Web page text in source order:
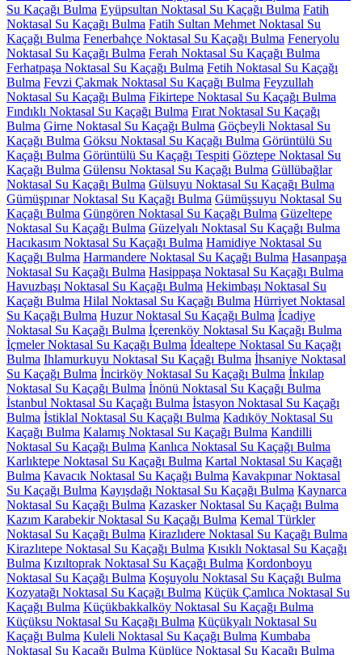
Su Kaçağı Bulma Eyüpsultan Noktasal Su Kaçağı Bulma Fatih
Noktasal Su Kaçağı Bulma Fatih Sultan Mehmet Noktasal Su
Kaçağı Bulma Fenerbahçe Noktasal Su Kaçağı Bulma Feneryolu
Noktasal Su Kaçağı Bulma Ferah Noktasal Su Kaçağı Bulma
Ferhatpaşa Noktasal Su Kaçağı Bulma Fetih Noktasal Su Kaçağı
Bulma Fevzi Çakmak Noktasal Su Kaçağı Bulma Feyzullah
Noktasal Su Kaçağı Bulma Fikirtepe Noktasal Su Kaçağı Bulma
Fındıklı Noktasal Su Kaçağı Bulma Fırat Noktasal Su Kaçağı
Bulma Girne Noktasal Su Kaçağı Bulma Göçbeyli Noktasal Su
Kaçağı Bulma Göksu Noktasal Su Kaçağı Bulma Görüntülü Su
Kaçağı Bulma Görüntülü Su Kaçağı Tespiti Göztepe Noktasal Su
Kaçağı Bulma Gülensu Noktasal Su Kaçağı Bulma Güllübağlar
Noktasal Su Kaçağı Bulma Gülsuyu Noktasal Su Kaçağı Bulma
Gümüşpınar Noktasal Su Kaçağı Bulma Gümüşsuyu Noktasal Su
Kaçağı Bulma Güngören Noktasal Su Kaçağı Bulma Güzeltepe
Noktasal Su Kaçağı Bulma Güzelyalı Noktasal Su Kaçağı Bulma
Hacıkasım Noktasal Su Kaçağı Bulma Hamidiye Noktasal Su
Kaçağı Bulma Harmandere Noktasal Su Kaçağı Bulma Hasanpaşa
Noktasal Su Kaçağı Bulma Hasippaşa Noktasal Su Kaçağı Bulma
Havuzbaşı Noktasal Su Kaçağı Bulma Hekimbaşı Noktasal Su
Kaçağı Bulma Hilal Noktasal Su Kaçağı Bulma Hürriyet Noktasal
Su Kaçağı Bulma Huzur Noktasal Su Kaçağı Bulma İcadiye
Noktasal Su Kaçağı Bulma İçerenköy Noktasal Su Kaçağı Bulma
İçmeler Noktasal Su Kaçağı Bulma İdealtepe Noktasal Su Kaçağı
Bulma Ihlamurkuyu Noktasal Su Kaçağı Bulma İhsaniye Noktasal
Su Kaçağı Bulma İncirköy Noktasal Su Kaçağı Bulma İnkılap
Noktasal Su Kaçağı Bulma İnönü Noktasal Su Kaçağı Bulma
İstanbul Noktasal Su Kaçağı Bulma İstasyon Noktasal Su Kaçağı
Bulma İstiklal Noktasal Su Kaçağı Bulma Kadıköy Noktasal Su
Kaçağı Bulma Kalamış Noktasal Su Kaçağı Bulma Kandilli
Noktasal Su Kaçağı Bulma Kanlıca Noktasal Su Kaçağı Bulma
Karlıktepe Noktasal Su Kaçağı Bulma Kartal Noktasal Su Kaçağı
Bulma Kavacık Noktasal Su Kaçağı Bulma Kavakpınar Noktasal
Su Kaçağı Bulma Kayışdağı Noktasal Su Kaçağı Bulma Kaynarca
Noktasal Su Kaçağı Bulma Kazasker Noktasal Su Kaçağı Bulma
Kazım Karabekir Noktasal Su Kaçağı Bulma Kemal Türkler
Noktasal Su Kaçağı Bulma Kirazlıdere Noktasal Su Kaçağı Bulma
Kirazlıtepe Noktasal Su Kaçağı Bulma Kısıklı Noktasal Su Kaçağı
Bulma Kızıltoprak Noktasal Su Kaçağı Bulma Kordonboyu
Noktasal Su Kaçağı Bulma Koşuyolu Noktasal Su Kaçağı Bulma
Kozyatağı Noktasal Su Kaçağı Bulma Küçük Çamlıca Noktasal Su
Kaçağı Bulma Küçükbakkalköy Noktasal Su Kaçağı Bulma
Küçüksu Noktasal Su Kaçağı Bulma Küçükyalı Noktasal Su
Kaçağı Bulma Kuleli Noktasal Su Kaçağı Bulma Kumbaba
Noktasal Su Kaçağı Bulma Küplüce Noktasal Su Kaçağı Bulma